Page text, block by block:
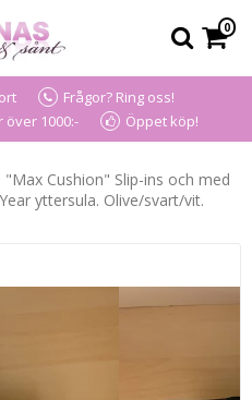
0
Frågor? Ring oss!
1000:-
Öppet köp!
"Max Cushion" Slip-ins och med
yttersula. Olive/svart/vit.